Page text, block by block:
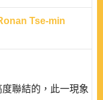
Tse-min
聯結的，此一現象